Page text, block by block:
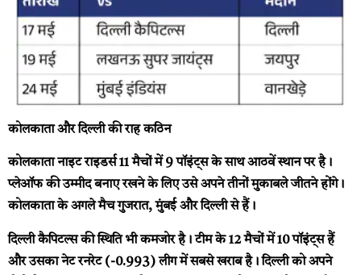
कोलकाता और दिल्ली की राह कठिन
कोलकाता नाइट राइडर्स 11 मैचों में 9 पॉइंट्स के साथ आठवें स्थान पर है।
प्लेऑफ की उम्मीद बनाए रखने के लिए उसे अपने तीनों मुकाबले जीतने होंगे।
कोलकाता के अगले मैच गुजरात, मुंबई और दिल्ली से हैं।
दिल्ली कैपिटल्स की स्थिति भी कमजोर है। टीम के 12 मैचों में 10 पॉइंट्स हैं
और उसका नेट रनरेट (-0.993) लीग में सबसे खराब है। दिल्ली को अपने